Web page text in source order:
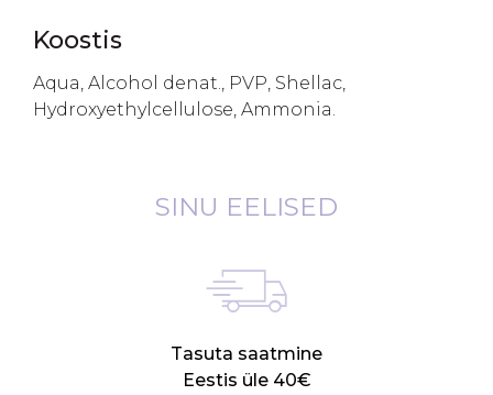
Koostis
Aqua, Alcohol denat., PVP, Shellac,
Hydroxyethylcellulose, Ammonia.
SINU EELISED
Tasuta saatmine
Eestis üle 40€